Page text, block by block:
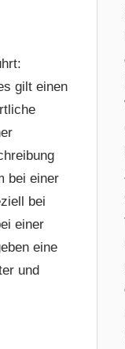
gilt einen
bei einer
bei
einer
eine
und